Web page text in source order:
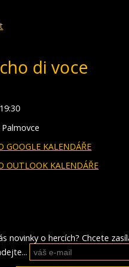
di voce
GOOGLE KALENDÁŘE
OUTLOOK KALENDÁŘE
novinky o hercích? Chcete